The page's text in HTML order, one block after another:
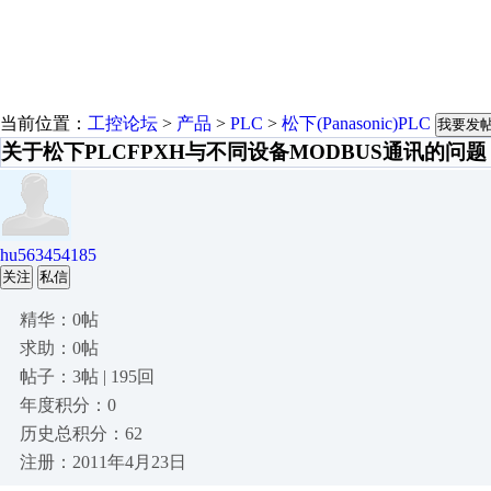
当前位置： 工控论坛 > 产品 > PLC > 松下(Panasonic)PLC 我要发
关于松下PLCFPXH与不同设备MODBUS通讯的问题
hu563454185
关注 私信
精华：0帖
求助：0帖
帖子：3帖 | 195回
年度积分：0
历史总积分：62
注册：2011年4月23日